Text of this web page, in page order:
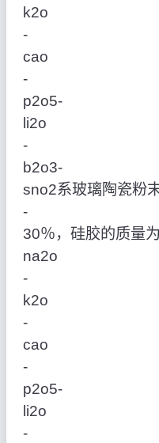
k2o
‑
cao
‑
p2o5‑
li2o
‑
b2o3‑
sno2系玻璃陶瓷粉
‑
30％，硅胶的质量
na2o
‑
k2o
‑
cao
‑
p2o5‑
li2o
‑